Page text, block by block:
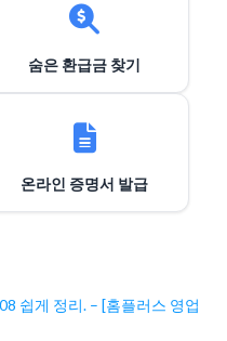
숨은 환급금 찾기
온라인 증명서 발급
쉽게 정리. – [홈플러스 영업